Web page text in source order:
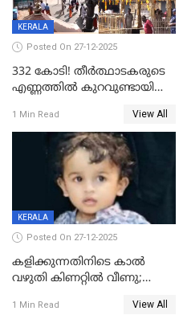
KERALA
Posted On 27-12-2025
332 കോടി! തീർത്ഥാടകരുടെ
എണ്ണത്തിൽ കുറവുണ്ടായിട്ടും
കുതിച്ചുയരുന്നു
1 Min Read View All
KERALA
Posted On 27-12-2025
കളിക്കുന്നതിനിടെ കാൽ
വഴുതി കിണറ്റിൽ വീണു;
ദാരുണാന്ത്യം
1 Min Read View All